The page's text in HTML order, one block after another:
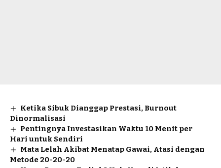
Ketika Sibuk Dianggap Prestasi, Burnout
Dinormalisasi
Pentingnya Investasikan Waktu 10 Menit per
Hari untuk Sendiri
Mata Lelah Akibat Menatap Gawai, Atasi dengan
Metode 20-20-20